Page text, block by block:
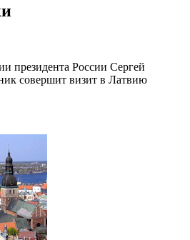
президента России Сергей
совершит визит в Латвию